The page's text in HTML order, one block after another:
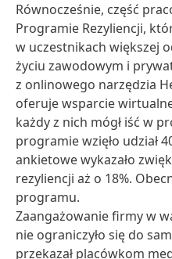
Równocześnie, część
Programie Rezyliencji,
w uczestnikach większej
życiu zawodowym i
z onlinowego narzędzia
oferuje wsparcie
każdy z nich mógł iść w
programie wzięło udział
ankietowe wykazało
rezyliencji aż o 18%.
programu.
Zaangażowanie firmy w
nie ograniczyło się do
przekazał placówkom